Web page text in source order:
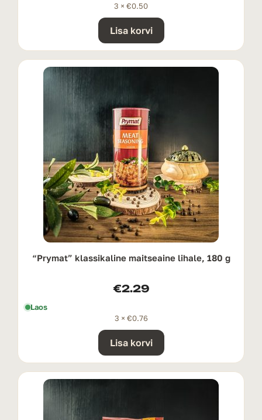
3 × €0.50
Lisa korvi
“Prymat” klassikaline maitseaine lihale, 180 g
€2.29
Laos
3 × €0.76
Lisa korvi